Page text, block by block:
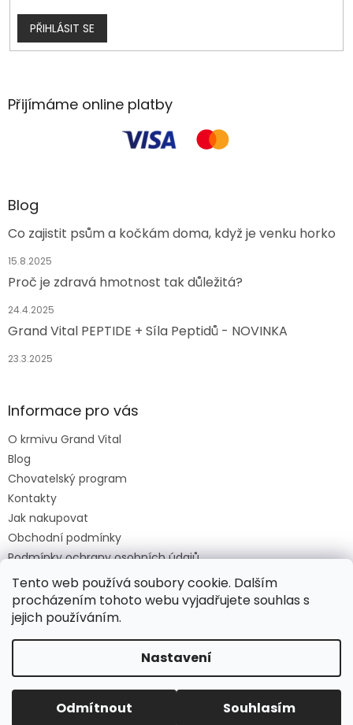
Tento web používá soubory cookie. Dalším
procházením tohoto webu vyjadřujete souhlas s
jejich používáním.
Nastavení
Odmítnout Souhlasím
PŘIHLÁSIT SE
Přijímáme online platby
Blog
Co zajistit psům a kočkám doma, když je venku horko
15.8.2025
Proč je zdravá hmotnost tak důležitá?
24.4.2025
Grand Vital PEPTIDE + Síla Peptidů - NOVINKA
23.3.2025
Informace pro vás
O krmivu Grand Vital
Blog
Chovatelský program
Kontakty
Jak nakupovat
Obchodní podmínky
Podmínky ochrany osobních údajů
O krmivu Grand Vital
Vytvořil Shoptet
Copyright 2026Grand Vital Shop. Všechna práva